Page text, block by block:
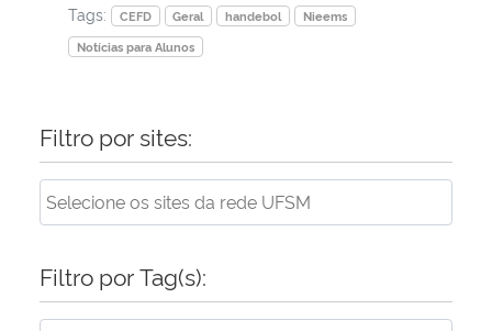
Tags:
CEFD Geral handebol
Nieems
Notícias para Alunos
Filtro por sites:
Filtro por Tag(s):